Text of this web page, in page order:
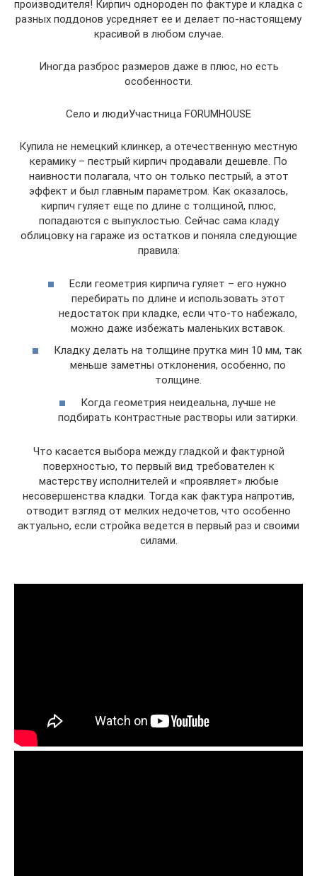
производителя! Кирпич однороден по фактуре и кладка с
разных поддонов усредняет ее и делает по-настоящему
красивой в любом случае.
Иногда разброс размеров даже в плюс, но есть
особенности.
Село и людиУчастница FORUMHOUSE
Купила не немецкий клинкер, а отечественную местную
керамику – пестрый кирпич продавали дешевле. По
наивности полагала, что он только пестрый, а этот
эффект и был главным параметром. Как оказалось,
кирпич гуляет еще по длине с толщиной, плюс,
попадаются с выпуклостью. Сейчас сама кладу
облицовку на гараже из остатков и поняла следующие
правила:
Если геометрия кирпича гуляет – его нужно
перебирать по длине и использовать этот
недостаток при кладке, если что-то набежало,
можно даже избежать маленьких вставок.
Кладку делать на толщине прутка мин 10 мм, так
меньше заметны отклонения, особенно, по
толщине.
Когда геометрия неидеальна, лучше не
подбирать контрастные растворы или затирки.
​Что касается выбора между гладкой и фактурной
поверхностью, то первый вид требователен к
мастерству исполнителей и «проявляет» любые
несовершенства кладки. Тогда как фактура напротив,
отводит взгляд от мелких недочетов, что особенно
актуально, если стройка ведется в первый раз и своими
силами.